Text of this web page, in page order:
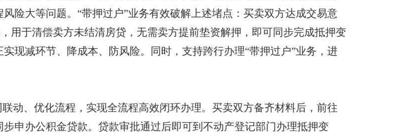
险大等问题。“带押过户”业务有效破解上述堵点：买卖双方达成交易意
用于清偿卖方未结清房贷，无需卖方提前垫资解押，即可同步完成抵押变
现减环节、降成本、防风险。同时，支持跨行办理“带押过户”业务，进
动、优化流程，实现全流程高效闭环办理。买卖双方备齐材料后，前往
申办公积金贷款。贷款审批通过后即可到不动产登记部门办理抵押变